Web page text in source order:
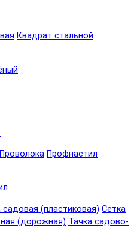
Квадрат стальной
Проволока Профнастил
садовая (пластиковая) Сетка
(дорожная) Тачка садово-